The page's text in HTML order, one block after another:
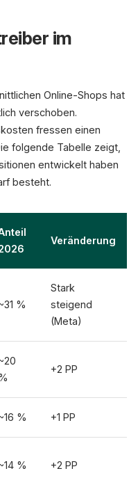
im
Online-Shops hat
verschoben.
fressen einen
folgende Tabelle zeigt,
entwickelt haben
besteht.
Veränderung
%
Stark
steigend
(Meta)
+2 PP
% +1 PP
% +2 PP